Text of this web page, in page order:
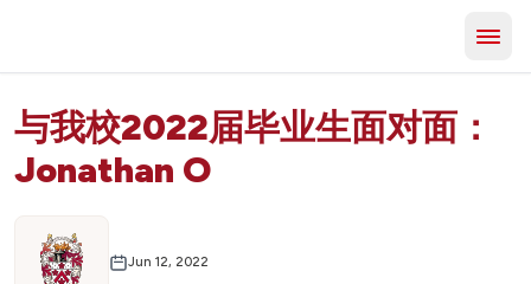
与我校2022届毕业生面对面：
Jonathan O
Jun 12, 2022